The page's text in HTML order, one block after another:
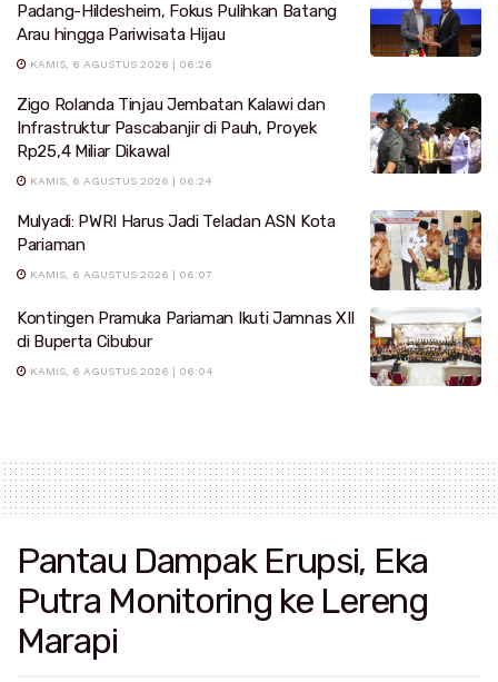
Padang-Hildesheim, Fokus Pulihkan Batang
Arau hingga Pariwisata Hijau
KAMIS, 6 AGUSTUS 2026 | 06:26
Zigo Rolanda Tinjau Jembatan Kalawi dan
Infrastruktur Pascabanjir di Pauh, Proyek
Rp25,4 Miliar Dikawal
KAMIS, 6 AGUSTUS 2026 | 06:24
Mulyadi: PWRI Harus Jadi Teladan ASN Kota
Pariaman
KAMIS, 6 AGUSTUS 2026 | 06:07
Kontingen Pramuka Pariaman Ikuti Jamnas XII
di Buperta Cibubur
KAMIS, 6 AGUSTUS 2026 | 06:04
Pantau Dampak Erupsi, Eka
Putra Monitoring ke Lereng
Marapi